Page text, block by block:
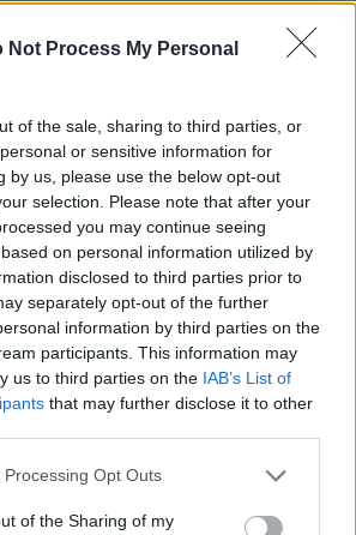
Not Process My Personal
of the sale, sharing to third parties, or
or sensitive information for
by us, please use the below opt-out
selection. Please note that after your
you may continue seeing
on personal information utilized by
disclosed to third parties prior to
separately opt-out of the further
information by third parties on the
participants. This information may
us to third parties on the IAB’s List of
that may further disclose it to other
website/app uses one or more Google
or usage behaviour. You may click to
Opt Outs
of the Sharing of my